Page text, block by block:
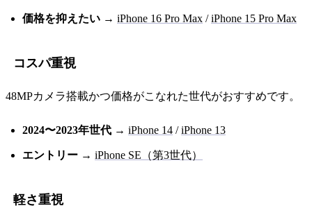
価格を抑えたい → iPhone 16 Pro Max /iPhone 15 Pro Max
コスパ重視
48MPカメラ搭載かつ価格がこなれた世代がおすすめです。
2024〜2023年世代 → iPhone 14 /iPhone 13
エントリー → iPhone SE（第3世代）
軽さ重視